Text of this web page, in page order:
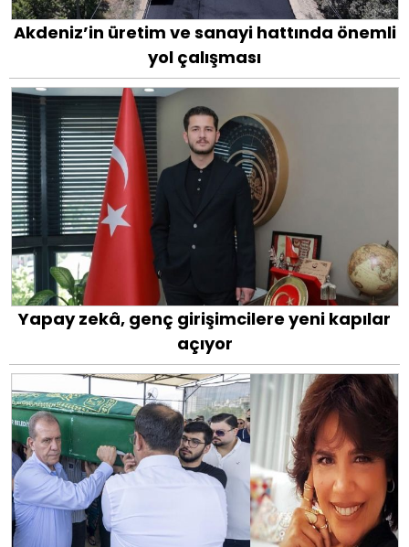
Akdeniz’in üretim ve sanayi hattında önemli
yol çalışması
Yapay zekâ, genç girişimcilere yeni kapılar
açıyor